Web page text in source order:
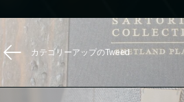
カテゴリーアップのTweed